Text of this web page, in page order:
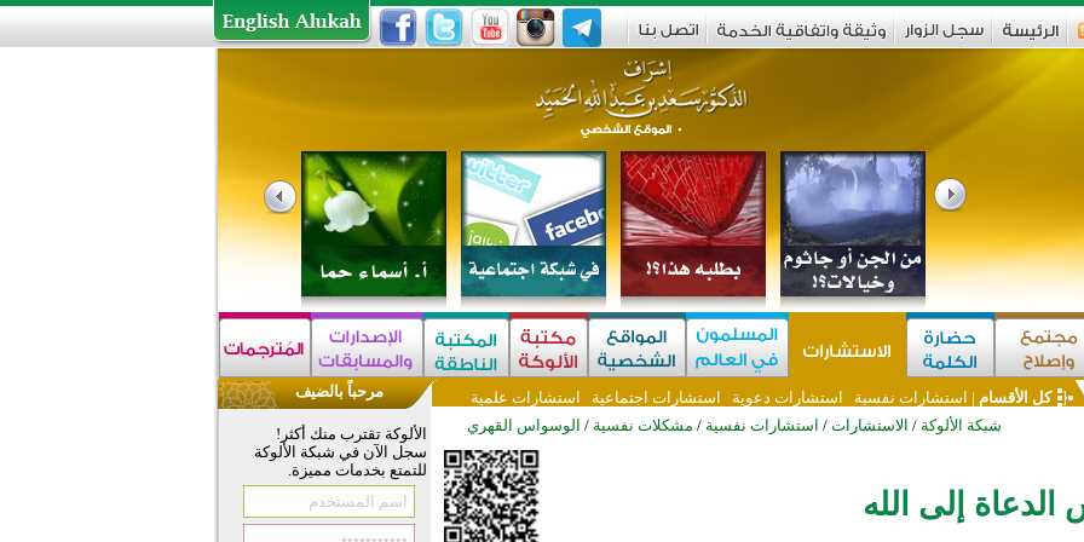
كل الأقسام | استشارات نفسية استشارات دعوية استشارات اجتماعية
استشارات علمية
شبكة الألوكة / الاستشارات / استشارات نفسية / مشكلات نفسية / الوسواس القهري
إلى الله
مرحباً بالضيف
الألوكة تقترب منك أكثر!
سجل الآن في شبكة الألوكة
للتمتع بخدمات مميزة.